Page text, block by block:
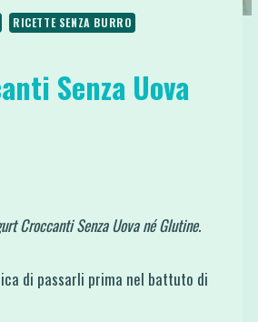
RICETTE SENZA BURRO
Senza Uova
Croccanti Senza Uova né Glutine.
di passarli prima nel battuto di